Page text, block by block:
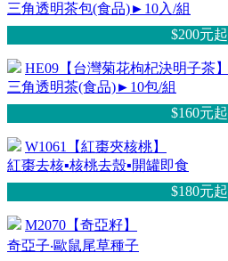
三角透明茶包(食品)►10入/組
$200元起
HE09【台灣菊花枸杞決明子茶】
三角透明茶(食品)►10包/組
$160元起
W1061【紅棗夾核桃】
紅棗去核▪核桃去殼▪開罐即食
$180元起
M2070【奇亞籽】
奇亞子‧歐鼠尾草種子